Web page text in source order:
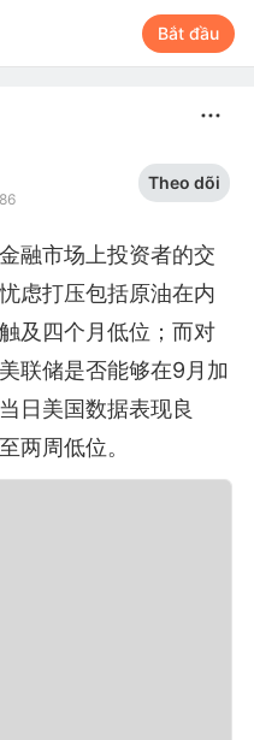
Bắt đầu
Theo dõi
融市场上投资者的交
虑打压包括原油在内
及四个月低位；而对
联储是否能够在9月加
日美国数据表现良
两周低位。